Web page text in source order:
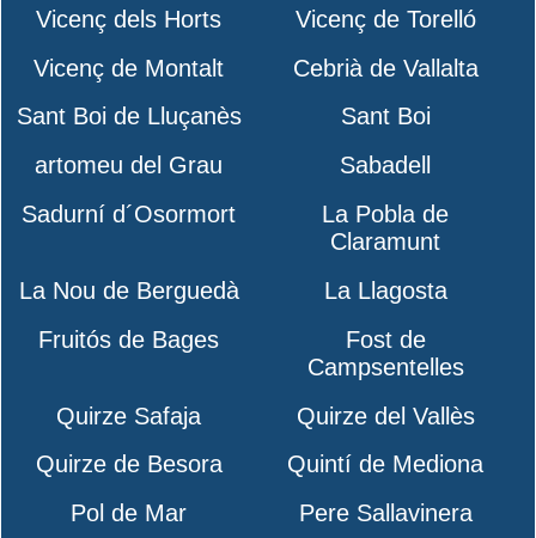
Vicenç dels Horts
Vicenç de Torelló
Vicenç de Montalt
Cebrià de Vallalta
Sant Boi de Lluçanès
Sant Boi
artomeu del Grau
Sabadell
Sadurní d´Osormort
La Pobla de
Claramunt
La Nou de Berguedà
La Llagosta
Fruitós de Bages
Fost de
Campsentelles
Quirze Safaja
Quirze del Vallès
Quirze de Besora
Quintí de Mediona
Pol de Mar
Pere Sallavinera